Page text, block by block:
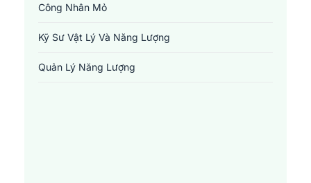
Công Nhân Mỏ
Kỹ Sư Vật Lý Và Năng Lượng
Quản Lý Năng Lượng